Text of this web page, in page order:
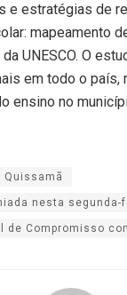
e estratégias de
mapeamento
UNESCO. O
em todo o país,
ensino no
Quissamã
nesta segunda-
de Compromisso